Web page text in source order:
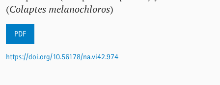
(Colaptes melanochloros)
PDF
https://doi.org/10.56178/na.vi42.974